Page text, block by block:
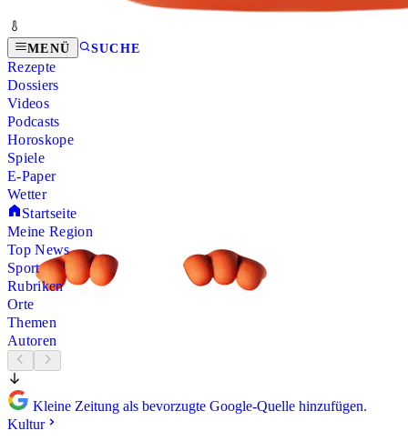
MENÜ SUCHE
Rezepte
Dossiers
Videos
Podcasts
Horoskope
Spiele
E-Paper
Wetter
Startseite
Meine Region
Top News
Sport
Rubriken
Orte
Themen
Autoren
Kleine Zeitung als bevorzugte Google-Quelle hinzufügen.
Kultur